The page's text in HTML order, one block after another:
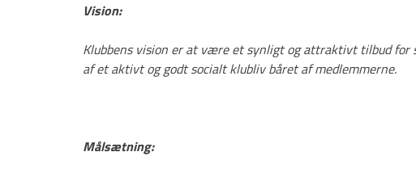
Klubbens historie – Tennis
Webmaster
Vision:
Klubbens vision er at være et synligt og attraktivt tilbud for
af et aktivt og godt socialt klubliv båret af medlemmerne.
Målsætning: